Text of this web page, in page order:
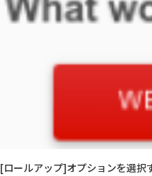
[ロールアップ]オプションを選択